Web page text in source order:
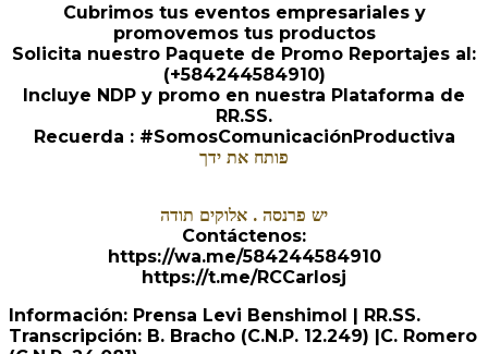
Cubrimos tus eventos empresariales y
promovemos tus productos
Solicita nuestro Paquete de Promo Reportajes al:
(+584244584910)
Incluye NDP y promo en nuestra Plataforma de
RR.SS.
Recuerda : #SomosComunicaciónProductiva
פותח את ידך
יש פרנסה . אלוקים תודה
Contáctenos:
https://wa.me/584244584910
https://t.me/RCCarlosj
Información: Prensa Levi Benshimol | RR.SS.
Transcripción: B. Bracho (C.N.P. 12.249) |C. Romero